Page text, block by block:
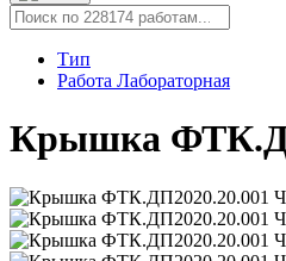
Тип
Работа Лабораторная
Крышка